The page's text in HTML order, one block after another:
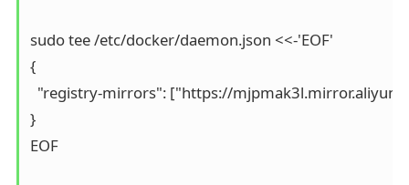
sudo tee /etc/docker/daemon.json <<-'EOF'
{
"registry-mirrors": ["https://
}
EOF